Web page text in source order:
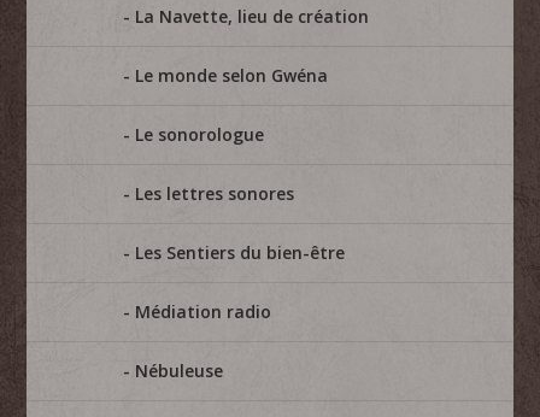
La Navette, lieu de création
Le monde selon Gwéna
Le sonorologue
Les lettres sonores
Les Sentiers du bien-être
Médiation radio
Nébuleuse